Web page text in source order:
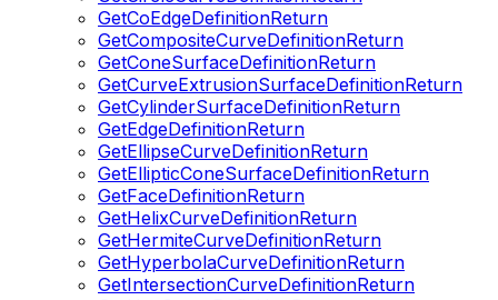
GetCoEdgeDefinitionReturn
GetCompositeCurveDefinitionReturn
GetConeSurfaceDefinitionReturn
GetCurveExtrusionSurfaceDefinitionReturn
GetCylinderSurfaceDefinitionReturn
GetEdgeDefinitionReturn
GetEllipseCurveDefinitionReturn
GetEllipticConeSurfaceDefinitionReturn
GetFaceDefinitionReturn
GetHelixCurveDefinitionReturn
GetHermiteCurveDefinitionReturn
GetHyperbolaCurveDefinitionReturn
GetIntersectionCurveDefinitionReturn